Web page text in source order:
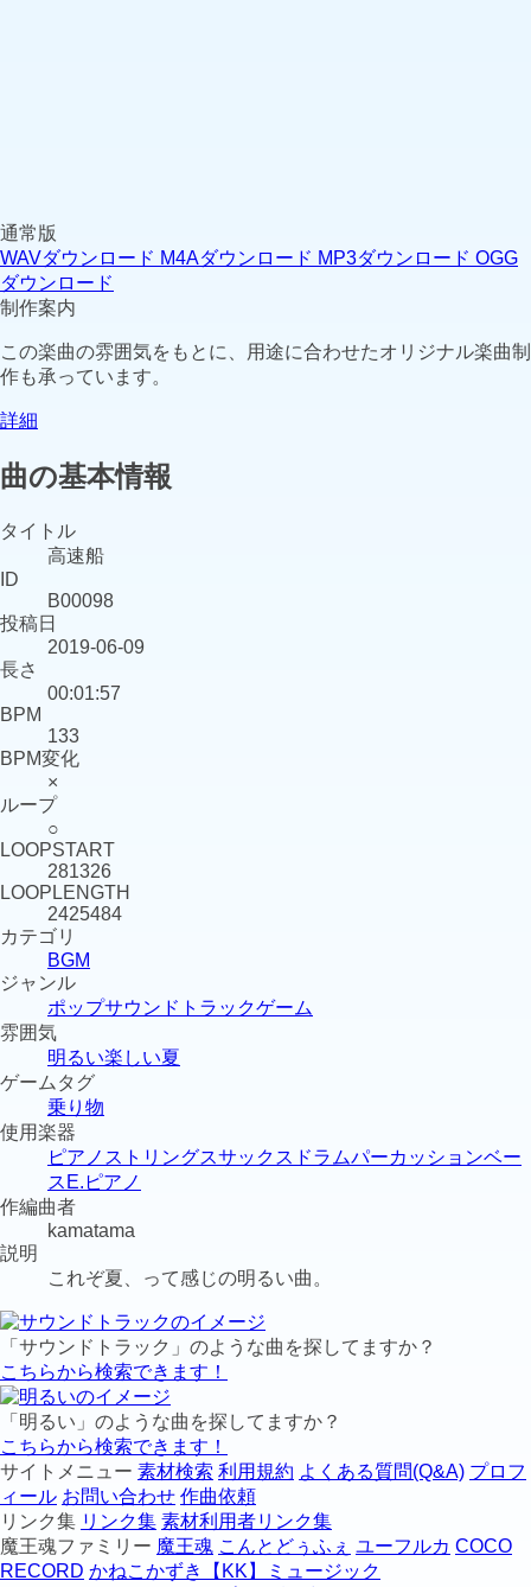
通常版
WAVダウンロード M4Aダウンロード MP3ダウンロード OGG
ダウンロード
制作案内
この楽曲の雰囲気をもとに、用途に合わせたオリジナル楽曲制
作も承っています。
詳細
曲の基本情報
タイトル
高速船
ID
B00098
投稿日
2019-06-09
長さ
00:01:57
BPM
133
BPM変化
×
ループ
○
LOOPSTART
281326
LOOPLENGTH
2425484
カテゴリ
BGM
ジャンル
ポップサウンドトラックゲーム
雰囲気
明るい楽しい夏
ゲームタグ
乗り物
使用楽器
ピアノ ストリングスサックス ドラムパーカッションベー
ス E.ピアノ
作編曲者
kamatama
説明
これぞ夏、って感じの明るい曲。
「サウンドトラック」のような曲を探してますか？
こちらから検索できます！
「明るい」のような曲を探してますか？
こちらから検索できます！
サイトメニュー 素材検索 利用規約 よくある質問(Q&A) プロフ
ィール お問い合わせ 作曲依頼
リンク集 リンク集 素材利用者リンク集
魔王魂ファミリー 魔王魂 こんとどぅふぇ ユーフルカ COCO
RECORD かねこかずき【KK】ミュージック